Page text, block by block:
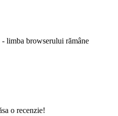
limba browserului rămâne
o recenzie!